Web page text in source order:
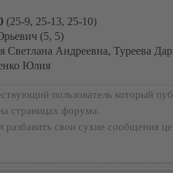
(25-9, 25-13, 25-10)
(5, 5)
Светлана Андреевна, Туреева
Юлия
пользователь который
страницах форума.
разбавить свои сухие сообщения